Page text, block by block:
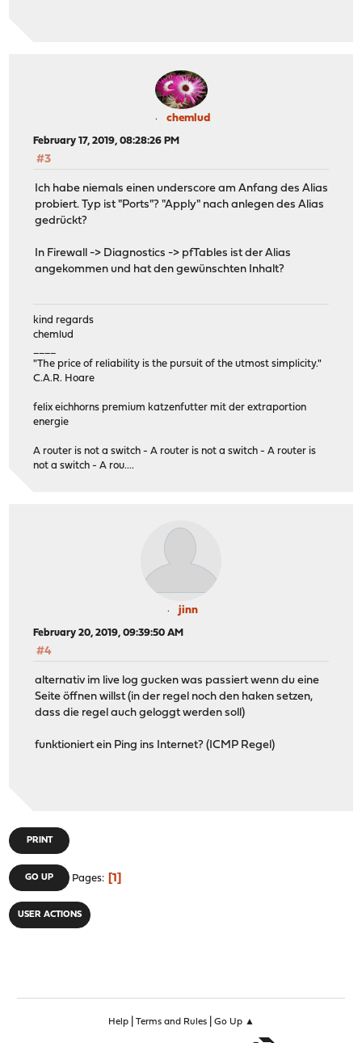
chemlud
February 17, 2019, 08:28:26 PM
#3
Ich habe niemals einen underscore am Anfang des Alias
probiert. Typ ist "Ports"? "Apply" nach anlegen des Alias
gedrückt?
In Firewall -> Diagnostics -> pfTables ist der Alias
angekommen und hat den gewünschten Inhalt?
kind regards
chemlud
"The price of reliability is the pursuit of the utmost simplicity."
C.A.R. Hoare
felix eichhorns premium katzenfutter mit der extraportion
energie
A router is not a switch - A router is not a switch - A router is
not a switch - A rou....
jinn
February 20, 2019, 09:39:50 AM
#4
alternativ im live log gucken was passiert wenn du eine
Seite öffnen willst (in der regel noch den haken setzen,
dass die regel auch geloggt werden soll)
funktioniert ein Ping ins Internet? (ICMP Regel)
PRINT
GO UP Pages 1
USER ACTIONS
Help| Terms and Rules| Go Up ▲